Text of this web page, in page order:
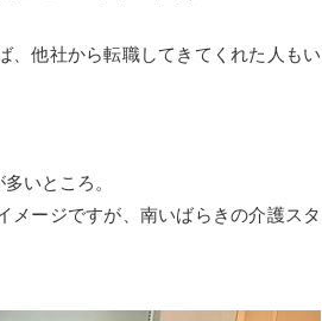
、他社から転職してきてくれた人もい
いところ。
メージですが、南いばらきの介護スタ